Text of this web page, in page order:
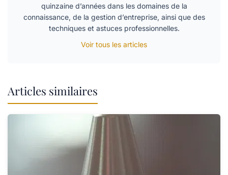
quinzaine d’années dans les domaines de la
connaissance, de la gestion d’entreprise, ainsi que des
techniques et astuces professionnelles.
Voir tous les articles
Articles similaires